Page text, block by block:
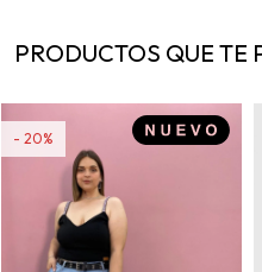
PRODUCTOS QUE TE
20